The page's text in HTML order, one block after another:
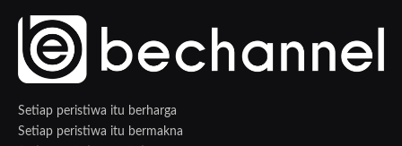
Setiap peristiwa itu berharga
Setiap peristiwa itu bermakna